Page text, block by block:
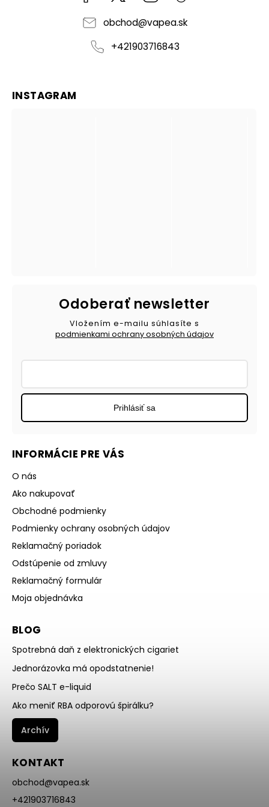
obchod@vapea.sk
+421903716843
INFORMÁCIE PRE VÁS
O nás
Ako nakupovať
Obchodné podmienky
Podmienky ochrany osobných údajov
Reklamačný poriadok
Odstúpenie od zmluvy
Reklamačný formulár
Moja objednávka
BLOG
Spotrebná daň z elektronických cigariet
Jednorázovka má opodstatnenie!
Prečo SALT e-liquid
Ako meniť RBA odporovú špirálku?
Archív
KONTAKT
obchod@vapea.sk
+421903716843
INSTAGRAM
Odoberať newsletter
Vložením e-mailu súhlasíte s
podmienkami ochrany osobných údajov
Prihlásiť sa